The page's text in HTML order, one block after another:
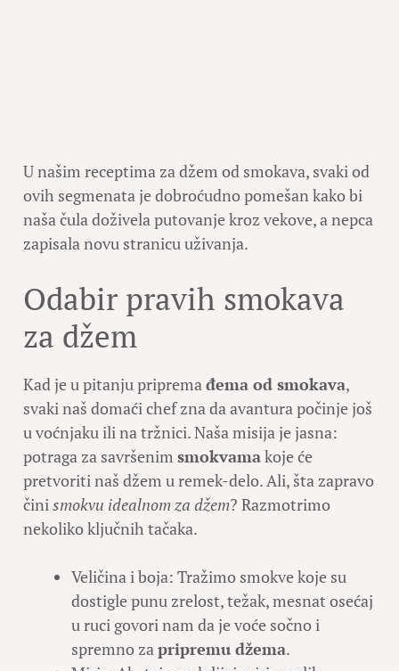
U našim receptima za džem od smokava, svaki od
ovih segmenata je dobroćudno pomešan kako bi
naša čula doživela putovanje kroz vekove, a nepca
zapisala novu stranicu uživanja.
Odabir pravih smokava
za džem
Kad je u pitanju pripremađema od smokava,
svaki naš domaći chef zna da avantura počinje još
u voćnjaku ili na tržnici. Naša misija je jasna:
potraga za savršenim smokvamakoje će
pretvoriti naš džem u remek-delo. Ali, šta zapravo
činismokvu idealnom za džem? Razmotrimo
nekoliko ključnih tačaka.
Veličina i boja: Tražimo smokve koje su
dostigle punu zrelost, težak, mesnat osećaj
u ruci govori nam da je voće sočno i
spremno zapripremu džema.